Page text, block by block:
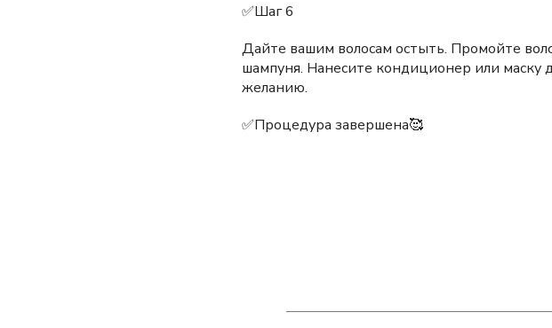
✅Шаг 6
Дайте вашим волосам остыть. Промойте
шампуня. Нанесите кондиционер или маску
желанию.
✅Процедура завершена🥰